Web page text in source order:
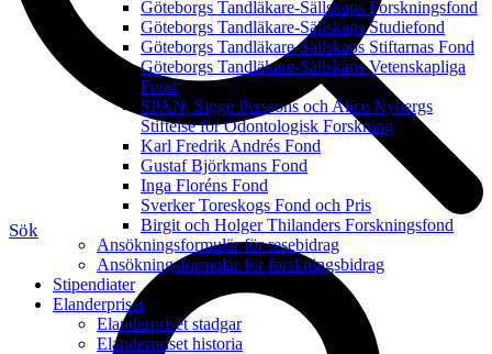
Sök
Göteborgs Tandläkare-Sällskaps Forskningsfond
Göteborgs Tandläkare-Sällskaps Studiefond
Göteborgs Tandläkare-Sällskaps Stiftarnas Fond
Göteborgs Tandläkare-Sällskaps Vetenskapliga
Fond
SPAN, Sigge Perssons och Alice Nybergs
Stiftelse för Odontologisk Forskning
Karl Fredrik Andrés Fond
Gustaf Björkmans Fond
Inga Floréns Fond
Sverker Toreskogs Fond och Pris
Birgit och Holger Thilanders Forskningsfond
Ansökningsformulär för resebidrag
Ansökningsformulär för forskningsbidrag
Stipendiater
Elanderpriset
Elanderpriset stadgar
Elanderpriset historia